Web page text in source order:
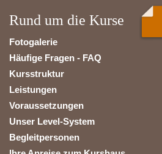
Rund um die Kurse
Fotogalerie
Häufige Fragen - FAQ
Kursstruktur
Leistungen
Voraussetzungen
Unser Level-System
Begleitpersonen